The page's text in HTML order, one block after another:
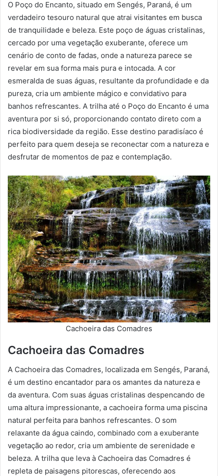
O Poço do Encanto, situado em Sengés, Paraná, é um
verdadeiro tesouro natural que atrai visitantes em busca
de tranquilidade e beleza. Este poço de águas cristalinas,
cercado por uma vegetação exuberante, oferece um
cenário de conto de fadas, onde a natureza parece se
revelar em sua forma mais pura e intocada. A cor
esmeralda de suas águas, resultante da profundidade e da
pureza, cria um ambiente mágico e convidativo para
banhos refrescantes. A trilha até o Poço do Encanto é uma
aventura por si só, proporcionando contato direto com a
rica biodiversidade da região. Esse destino paradisíaco é
perfeito para quem deseja se reconectar com a natureza e
desfrutar de momentos de paz e contemplação.
Cachoeira das Comadres
Cachoeira das Comadres
A Cachoeira das Comadres, localizada em Sengés, Paraná,
é um destino encantador para os amantes da natureza e
da aventura. Com suas águas cristalinas despencando de
uma altura impressionante, a cachoeira forma uma piscina
natural perfeita para banhos refrescantes. O som
relaxante da água caindo, combinado com a exuberante
vegetação ao redor, cria um ambiente de serenidade e
beleza. A trilha que leva à Cachoeira das Comadres é
repleta de paisagens pitorescas, oferecendo aos